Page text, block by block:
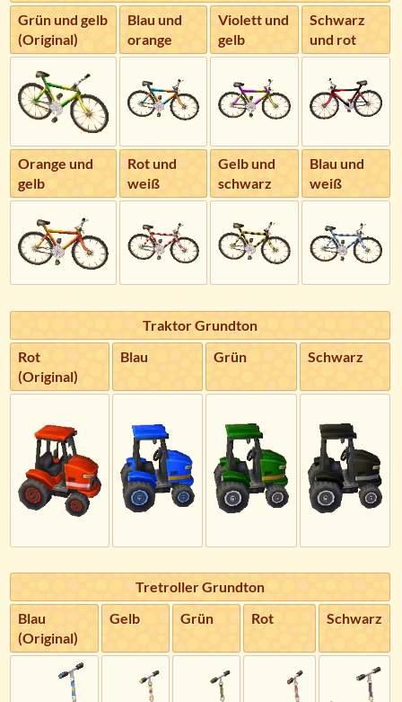
Grün und gelb
(Original)
Blau und
orange
Violett und
gelb
Schwarz
und rot
Orange und
gelb
Rot und
weiß
Gelb und
schwarz
Blau und
weiß
Traktor Grundton
Rot
(Original)
Blau Grün Schwarz
Tretroller Grundton
Blau
(Original)
Gelb Grün Rot Schwarz